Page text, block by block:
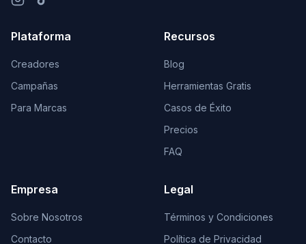
Plataforma
Creadores
Campañas
Para Marcas
Recursos
Blog
Herramientas Gratis
Casos de Éxito
Precios
FAQ
Empresa
Sobre Nosotros
Contacto
Legal
Términos y Condiciones
Política de Privacidad